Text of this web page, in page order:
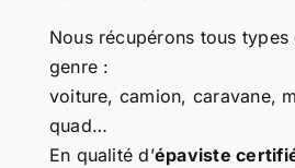
Nous récupérons tous types
genre :
voiture, camion, caravane,
quad…
En qualité d’épaviste